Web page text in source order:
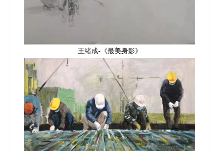
王绪成-《最美身影》